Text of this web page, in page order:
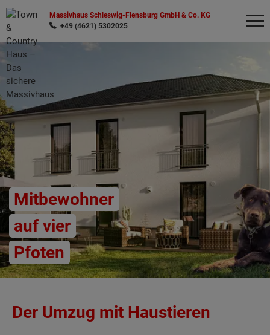
Massivhaus Schleswig-Flensburg GmbH & Co. KG
+49 (4621) 5302025
Mitbewohner
auf vier
Pfoten
Der Umzug mit Haustieren
Wonach möchten Sie suchen?